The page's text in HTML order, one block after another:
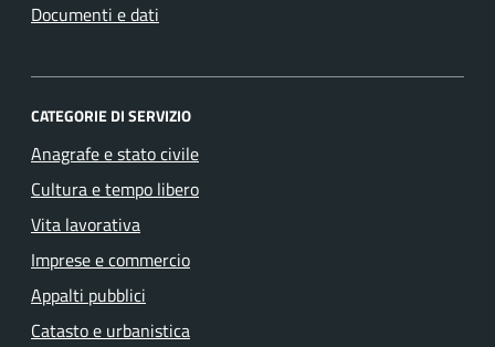
Documenti e dati
CATEGORIE DI SERVIZIO
Anagrafe e stato civile
Cultura e tempo libero
Vita lavorativa
Imprese e commercio
Appalti pubblici
Catasto e urbanistica